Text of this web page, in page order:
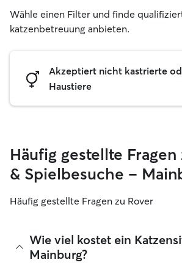
Wähle einen Filter und finde
katzenbetreuung anbieten.
Akzeptiert nicht kastrierte
Haustiere
Häufig gestellte
& Spielbesuche –
Häufig gestellte Fragen zu Rover
Wie viel kostet ein
Mainburg?